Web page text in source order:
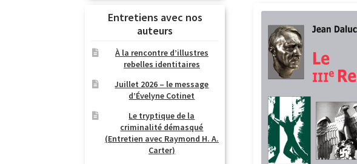
Entretiens avec nos
auteurs
À la rencontre d’illustres
rebelles identitaires
Juillet 2026 – le message
d’Évelyne Cotinet
Le tryptique de la
criminalité démasqué
(Entretien avec Raymond H. A.
Carter)